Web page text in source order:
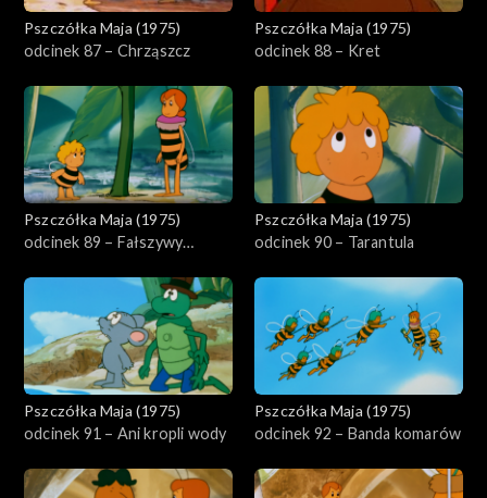
Pszczółka Maja (1975)
odcinek 87 – Chrząszcz
Pszczółka Maja (1975)
odcinek 88 – Kret
Pszczółka Maja (1975)
odcinek 89 – Fałszywy
Pszczółka Maja (1975)
odcinek 90 – Tarantula
Pszczółka Maja (1975)
odcinek 91 – Ani kropli wody
Pszczółka Maja (1975)
odcinek 92 – Banda komarów